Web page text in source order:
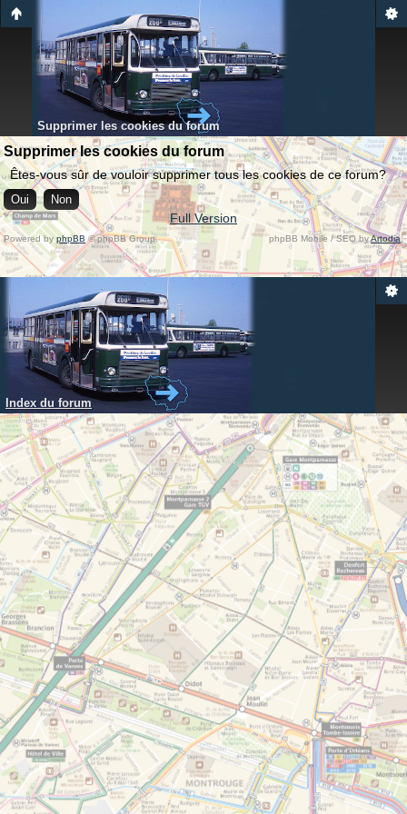
Supprimer les cookies du forum
Supprimer les cookies du forum
Êtes-vous sûr de vouloir supprimer tous les cookies de ce forum?
Full Version
Powered byphpBB © phpBB Group. phpBB Mobile / SEO byArtodia.
Index du forum